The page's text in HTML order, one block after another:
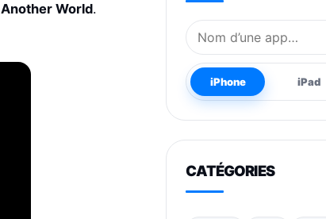
Another World.
Nom de l’application
iPhone iPad
CATÉGORIES